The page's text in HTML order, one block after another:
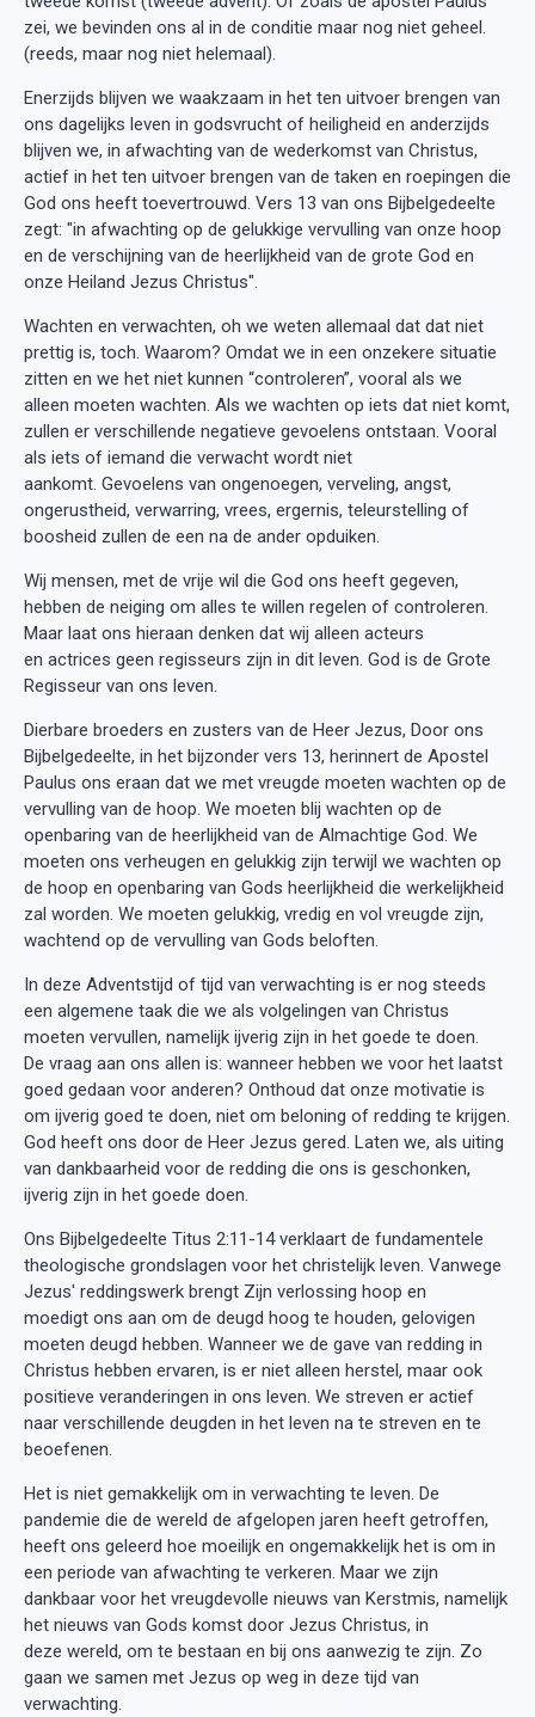
zei, we bevinden ons al in de conditie maar nog niet geheel.
(reeds, maar nog niet helemaal).
Enerzijds blijven we waakzaam in het ten uitvoer brengen van
ons dagelijks leven in godsvrucht of heiligheid en anderzijds
blijven we, in afwachting van de wederkomst van Christus,
actief in het ten uitvoer brengen van de taken en roepingen die
God ons heeft toevertrouwd. Vers 13 van ons Bijbelgedeelte
zegt: "in afwachting op de gelukkige vervulling van onze hoop
en de verschijning van de heerlijkheid van de grote God en
onze Heiland Jezus Christus".
Wachten en verwachten, oh we weten allemaal dat dat niet
prettig is, toch. Waarom? Omdat we in een onzekere situatie
zitten en we het niet kunnen “controleren”, vooral als we
alleen moeten wachten. Als we wachten op iets dat niet komt,
zullen er verschillende negatieve gevoelens ontstaan. Vooral
als iets of iemand die verwacht wordt niet
aankomt. Gevoelens van ongenoegen, verveling, angst,
ongerustheid, verwarring, vrees, ergernis, teleurstelling of
boosheid zullen de een na de ander opduiken.
Wij mensen, met de vrije wil die God ons heeft gegeven,
hebben de neiging om alles te willen regelen of controleren.
Maar laat ons hieraan denken dat wij alleen acteurs
en actrices geen regisseurs zijn in dit leven. God is de Grote
Regisseur van ons leven.
Dierbare broeders en zusters van de Heer Jezus, Door ons
Bijbelgedeelte, in het bijzonder vers 13, herinnert de Apostel
Paulus ons eraan dat we met vreugde moeten wachten op de
vervulling van de hoop. We moeten blij wachten op de
openbaring van de heerlijkheid van de Almachtige God. We
moeten ons verheugen en gelukkig zijn terwijl we wachten op
de hoop en openbaring van Gods heerlijkheid die werkelijkheid
zal worden. We moeten gelukkig, vredig en vol vreugde zijn,
wachtend op de vervulling van Gods beloften.
In deze Adventstijd of tijd van verwachting is er nog steeds
een algemene taak die we als volgelingen van Christus
moeten vervullen, namelijk ijverig zijn in het goede te doen.
De vraag aan ons allen is: wanneer hebben we voor het laatst
goed gedaan voor anderen? Onthoud dat onze motivatie is
om ijverig goed te doen, niet om beloning of redding te krijgen.
God heeft ons door de Heer Jezus gered. Laten we, als uiting
van dankbaarheid voor de redding die ons is geschonken,
ijverig zijn in het goede doen.
Ons Bijbelgedeelte Titus 2:11-14 verklaart de fundamentele
theologische grondslagen voor het christelijk leven. Vanwege
Jezus' reddingswerk brengt Zijn verlossing hoop en
moedigt ons aan om de deugd hoog te houden, gelovigen
moeten deugd hebben. Wanneer we de gave van redding in
Christus hebben ervaren, is er niet alleen herstel, maar ook
positieve veranderingen in ons leven. We streven er actief
naar verschillende deugden in het leven na te streven en te
beoefenen.
Het is niet gemakkelijk om in verwachting te leven. De
pandemie die de wereld de afgelopen jaren heeft getroffen,
heeft ons geleerd hoe moeilijk en ongemakkelijk het is om in
een periode van afwachting te verkeren. Maar we zijn
dankbaar voor het vreugdevolle nieuws van Kerstmis, namelijk
het nieuws van Gods komst door Jezus Christus, in
deze wereld, om te bestaan en bij ons aanwezig te zijn. Zo
gaan we samen met Jezus op weg in deze tijd van
verwachting.